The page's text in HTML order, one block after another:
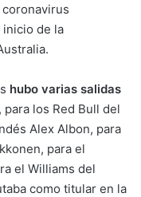
de la
hubo varias salidas
los Red Bull del
Alex Albon, para
para el
el Williams del
como titular en la